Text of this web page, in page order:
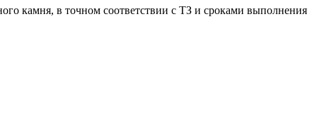
камня, в точном соответствии с ТЗ и сроками выполнения